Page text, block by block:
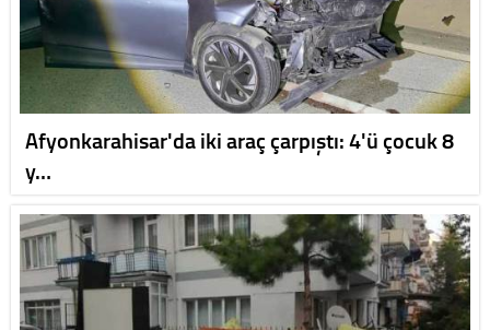
Afyonkarahisar'da iki araç çarpıştı: 4'ü çocuk 8
y…